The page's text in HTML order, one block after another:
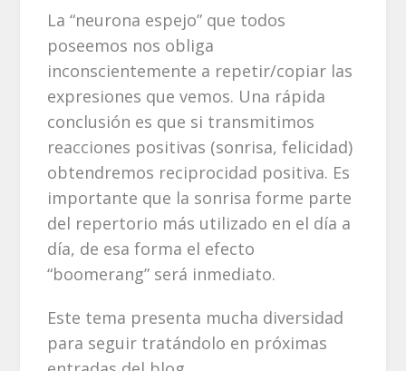
La “neurona espejo” que todos
poseemos nos obliga
inconscientemente a repetir/copiar las
expresiones que vemos. Una rápida
conclusión es que si transmitimos
reacciones positivas (sonrisa, felicidad)
obtendremos reciprocidad positiva. Es
importante que la sonrisa forme parte
del repertorio más utilizado en el día a
día, de esa forma el efecto
“boomerang” será inmediato.
Este tema presenta mucha diversidad
para seguir tratándolo en próximas